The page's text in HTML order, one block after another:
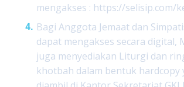
mengakses : https://selisip.com/
Bagi Anggota Jemaat dan
dapat mengakses secara digital,
juga menyediakan Liturgi dan
khotbah dalam bentuk hardcopy